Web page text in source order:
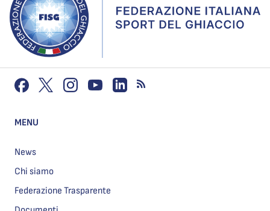
MENU
News
Chi siamo
Federazione Trasparente